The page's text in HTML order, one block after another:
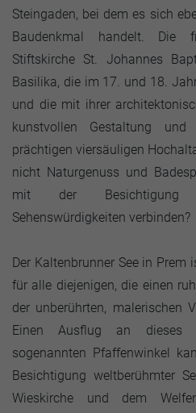
Steingaden, bei dem es sich
Baudenkmal handelt. Die
Stiftskirche St. Johannes
Basilika, die im 17. und 18.
und die mit ihrer
kunstvollen Gestaltung
prächtigen viersäuligen
nicht Naturgenuss und
mit der Besichtigung
Sehenswürdigkeiten verbinden?
Der Kaltenbrunner See in
für alle diejenigen, die einen
der unberührten, malerischen
Einen Ausflug an dieses
sogenannten Pfaffenwinkel
Besichtigung weltberühmter
Wieskirche und dem